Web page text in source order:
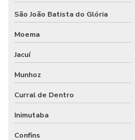
São João Batista do Glória
Moema
Jacuí
Munhoz
Curral de Dentro
Inimutaba
Confins